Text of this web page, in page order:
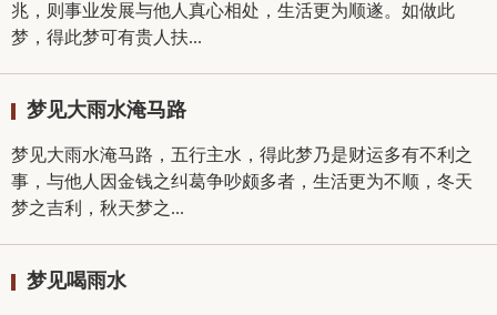
兆，则事业发展与他人真心相处，生活更为顺遂。如做此
梦，得此梦可有贵人扶...
梦见大雨水淹马路
梦见大雨水淹马路，五行主水，得此梦乃是财运多有不利之
事，与他人因金钱之纠葛争吵颇多者，生活更为不顺，冬天
梦之吉利，秋天梦之...
梦见喝雨水